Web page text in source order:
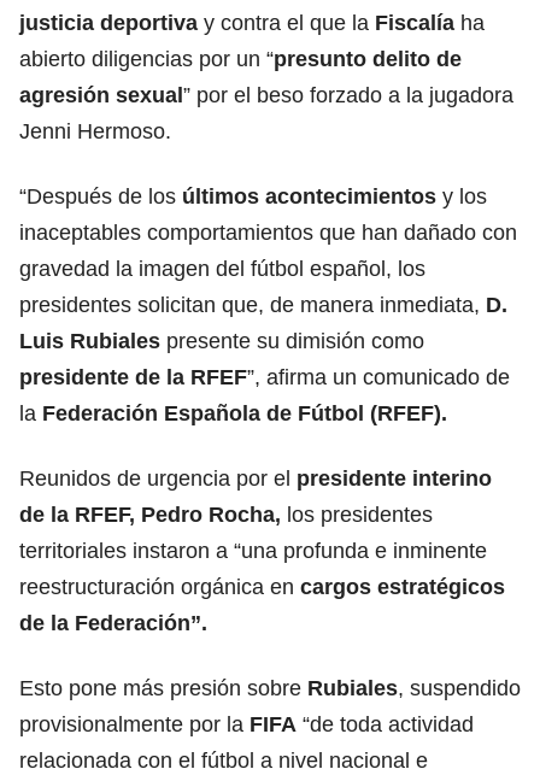
justicia deportiva y contra el que la Fiscalía ha
abierto diligencias por un “presunto delito de
agresión sexual” por el beso forzado a la jugadora
Jenni Hermoso.
“Después de los últimos acontecimientos y los
inaceptables comportamientos que han dañado con
gravedad la imagen del fútbol español, los
presidentes solicitan que, de manera inmediata, D.
Luis Rubiales presente su dimisión como
presidente de la RFEF”, afirma un comunicado de
la Federación Española de Fútbol (RFEF).
Reunidos de urgencia por el presidente interino
de la RFEF, Pedro Rocha, los presidentes
territoriales instaron a “una profunda e inminente
reestructuración orgánica en cargos estratégicos
de la Federación”.
Esto pone más presión sobre Rubiales, suspendido
provisionalmente por la FIFA “de toda actividad
relacionada con el fútbol a nivel nacional e